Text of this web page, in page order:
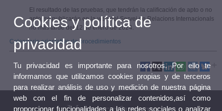
El resultado de las pruebas, que tendrán la calificación de apto o no
apto, se publicarán en la web del Servei de Relacions Internacionals
no más tarde del 12 de enero de 2024.
Calendario orientativo de procedimientos
Cookies y política de
privacidad
Tu privacidad es importante para nosotros. Por ello te
informamos que utilizamos cookies propias y de terceros
para realizar análisis de uso y medición de nuestra página
web con el fin de personalizar contenidos,así como
proporcionar funcionalidades a las redes sociales o analizar